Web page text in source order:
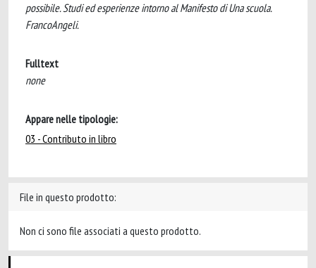
possibile. Studi ed esperienze intorno al Manifesto di Una scuola.
FrancoAngeli.
Fulltext
none
Appare nelle tipologie:
03 - Contributo in libro
File in questo prodotto:
Non ci sono file associati a questo prodotto.